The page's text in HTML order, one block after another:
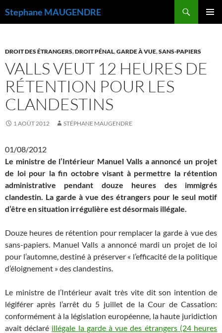
Stephane MAUGENDRE
DROIT DES ÉTRANGERS,DROIT PÉNAL,GARDE À VUE,SANS-PAPIERS
VALLS VEUT 12 HEURES DE
RÉTENTION POUR LES
CLANDESTINS
1 AOÛT 2012 STÉPHANE MAUGENDRE
01/08/2012
Le ministre de l’Intérieur Manuel Valls a annoncé un projet
de loi pour la fin octobre visant à permettre la rétention
administrative pendant douze heures des immigrés
clandestin. La garde à vue des étrangers pour le seul motif
d’être en situation irrégulière est désormais illégale.
Douze heures de rétention pour remplacer la garde à vue des
sans-papiers. Manuel Valls a annoncé mardi un projet de loi
pour l’automne, destiné à préserver « l’efficacité de la politique
d’éloignement » des clandestins.
Le ministre de l’Intérieur avait très vite dit son intention de
légiférer après l’arrêt du 5 juillet de la Cour de Cassation:
conformément à la législation européenne, la haute juridiction
avait déclaré illégale la garde à vue des étrangers (24 heures